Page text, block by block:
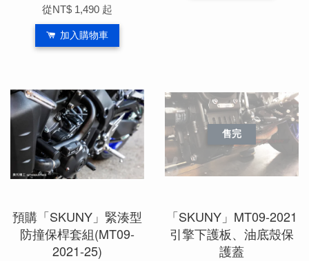
從NT$ 1,490 起
加入購物車
預購「SKUNY」緊湊型
防撞保桿套組(MT09-
2021-25)
售完
「SKUNY」MT09-2021
引擎下護板、油底殼保
護蓋